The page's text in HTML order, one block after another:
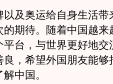
及奥运给自身生活带
的期待。随着中国越来
平台，与世界更好地交
，希望外国朋友能够
中国。